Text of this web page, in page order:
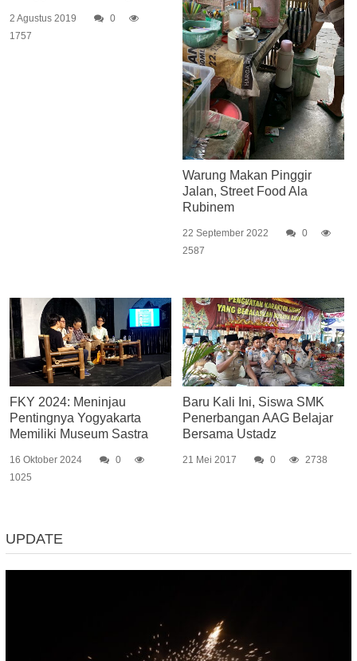
2 Agustus 2019
0
1757
Warung Makan Pinggir
Jalan, Street Food Ala
Rubinem
22 September 2022
0
2587
FKY 2024: Meninjau
Pentingnya Yogyakarta
Memiliki Museum Sastra
16 Oktober 2024
0
1025
Baru Kali Ini, Siswa SMK
Penerbangan AAG Belajar
Bersama Ustadz
21 Mei 2017 0 2738
UPDATE